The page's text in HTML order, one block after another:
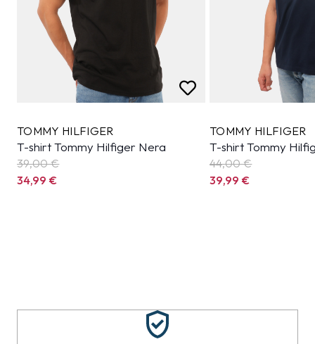
TOMMY HILFIGER
T-shirt Tommy Hilfiger Nera
39,00 €
34,99€
TOMMY HILFIGER
T-shirt Tommy
44,00 €
39,99€